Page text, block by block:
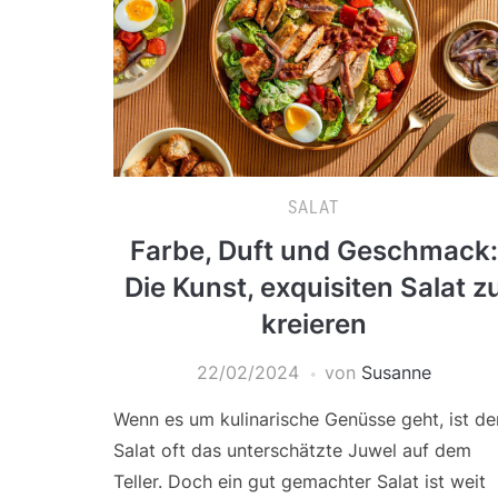
SALAT
Farbe, Duft und Geschmack:
Die Kunst, exquisiten Salat
kreieren
22/02/2024 von Susanne
Wenn es um kulinarische Genüsse geht, ist
Salat oft das unterschätzte Juwel auf dem
Teller. Doch ein gut gemachter Salat ist weit